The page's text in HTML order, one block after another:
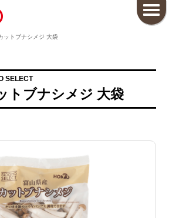
ットブナシメジ 大袋
SELECT
トブナシメジ 大袋